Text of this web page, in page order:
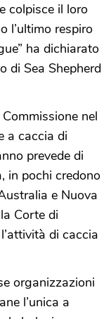
colpisce il loro
l’ultimo respiro
ha dichiarato
di Sea Shepherd
nel
a caccia di
prevede di
in pochi credono
e Nuova
Corte di
di caccia
organizzazioni
l’unica a